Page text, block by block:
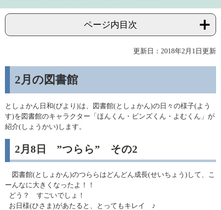
ページ内目次
更新日：2018年2月1日更新
2月の図書館
としょかん日和(びより)は、図書館(としょかん)の日々の様子(よう
す)を図書館のキャラクター「ほんくん・ビンズくん・よむくん」が
紹介(しょうかい)します。
2月8日 ”つらら” その2
図書館(としょかん)のつららはどんどん成長(せいちょう)して、こ
ーんなに大きくなったよ！！
どう？ すごいでしょ！
お日様(ひさま)があたると、とってもキレイ ♪